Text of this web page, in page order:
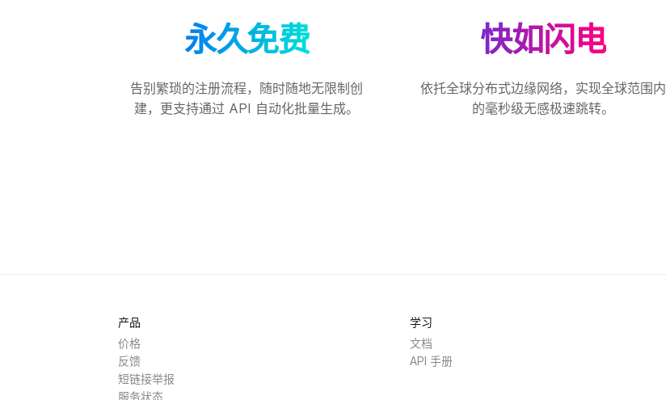
永久免费
告别繁琐的注册流程，随时随地无限制创
建，更支持通过 API 自动化批量生成。
快如闪电
依托全球分布式边缘网络，实现全球范围内
的毫秒级无感极速跳转。
产品
价格
反馈
短链接举报
服务状态
学习
文档
API 手册